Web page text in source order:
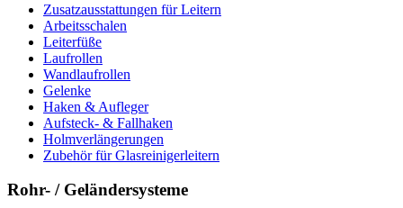
Zusatzausstattungen für Leitern
Arbeitsschalen
Leiterfüße
Laufrollen
Wandlaufrollen
Gelenke
Haken & Aufleger
Aufsteck- & Fallhaken
Holmverlängerungen
Zubehör für Glasreinigerleitern
Rohr- / Geländersysteme